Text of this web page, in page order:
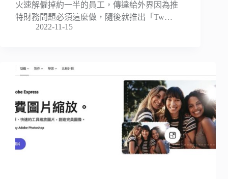
火速解僱掉約一半的員工，傳達給外界因為推
特財務問題必須這麼做，隨後就推出「Tw…
2022-11-15